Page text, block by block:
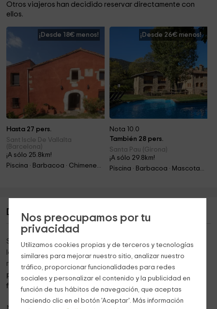
Nos preocupamos por tu
privacidad
Utilizamos cookies propias y de terceros y tecnologías
similares para mejorar nuestro sitio, analizar nuestro
tráfico, proporcionar funcionalidades para redes
sociales y personalizar el contenido y la publicidad en
función de tus hábitos de navegación, que aceptas
haciendo clic en el botón 'Aceptar'. Más información
Otros viajeros han decidido reservar directamente con
ellos.
¡Desde 18€ menos!
Hasta 27 pers.
Sant Iscle De Vallalta
(Barcelona)
¡A sólo 25.8km!
Piscina · Barbacoa · Chimenea · Jacuzzi
¡Desde 26€ menos!
Nota 10.0
También 28 pers.
Santa Pau (Girona)
¡A sólo 29.8km!
Piscina · Barbacoa · Mascotas · Chimenea
Descripción de Mas Huix
Si buscas una casa para un gran grupo,
con vistas y todas
las comodidades, ¡nuestra
masía tradicional del siglo XVI
rehabilitada es perfecta para ti! Con capacidad para
personas
es ideal para reunir un gran grupo deamigos o
familias amplias